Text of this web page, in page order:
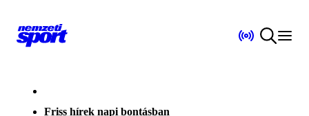
Friss hírek napi bontásban